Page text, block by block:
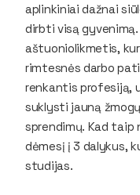
aplinkiniai dažnai
dirbti visą
aštuoniolikmetis,
rimtesnės darbo
renkantis profesiją,
suklysti jauną
sprendimų. Kad
dėmesį į 3 dalykus,
studijas.